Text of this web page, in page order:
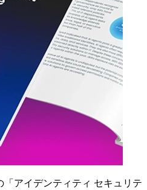
「アイデンティティ セキュリテ